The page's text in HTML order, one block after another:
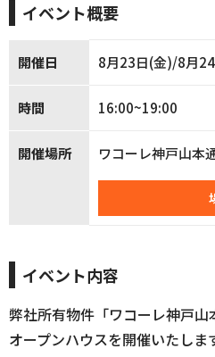
イベント概要
開催日 8月23日(金)/8月
時間 16:00~19:00
開催場所 ワコーレ神戸山本
イベント内容
弊社所有物件「ワコーレ神戸
オープンハウスを開催いたしま